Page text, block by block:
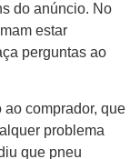
do anúncio. No
estar
perguntas ao
comprador, que
problema
que pneu